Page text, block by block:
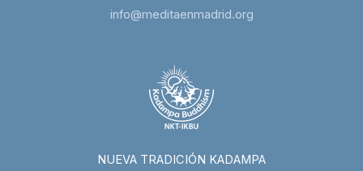
info@meditaenmadrid.org
NUEVA TRADICIÓN KADAMPA